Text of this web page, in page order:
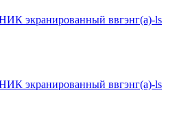
экранированный ввгэнг(a)-ls
экранированный ввгэнг(a)-ls